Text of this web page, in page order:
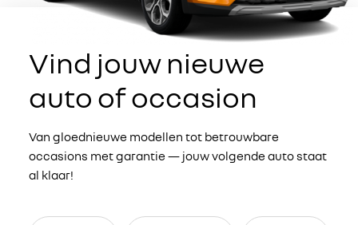
Vind jouw nieuwe
auto of occasion
Van gloednieuwe modellen tot betrouwbare
occasions met garantie — jouw volgende auto staat
al klaar!